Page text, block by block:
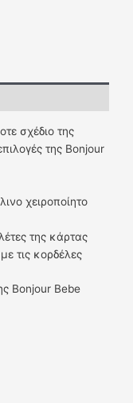
σχέδιο της
της Bonjour
χειροποίητο
της κάρτας
τις κορδέλες
Bonjour Bebe